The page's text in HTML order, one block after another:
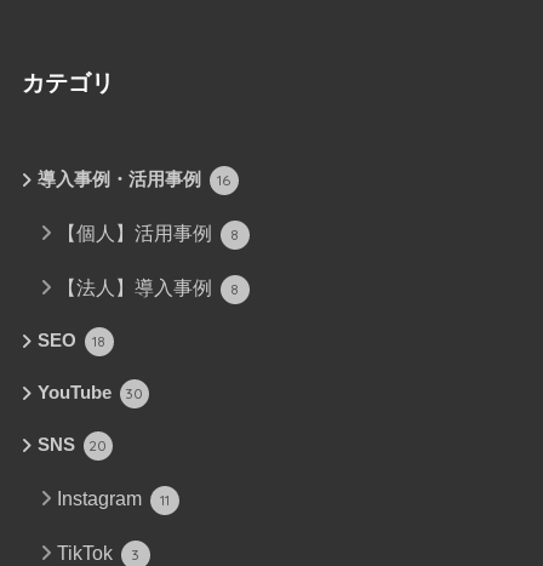
カテゴリ
導入事例・活用事例 16
【個人】活用事例 8
【法人】導入事例 8
SEO 18
YouTube 30
SNS 20
Instagram 11
TikTok 3